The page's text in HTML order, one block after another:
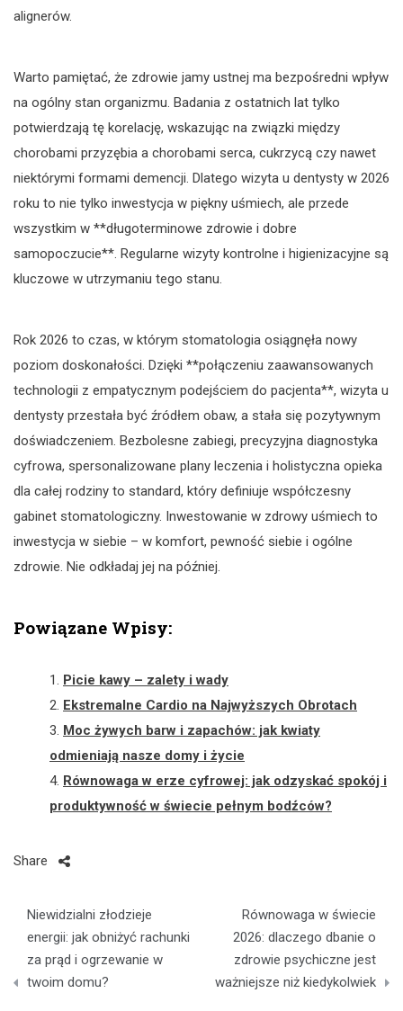
alignerów.
Warto pamiętać, że zdrowie jamy ustnej ma bezpośredni wpływ
na ogólny stan organizmu. Badania z ostatnich lat tylko
potwierdzają tę korelację, wskazując na związki między
chorobami przyzębia a chorobami serca, cukrzycą czy nawet
niektórymi formami demencji. Dlatego wizyta u dentysty w 2026
roku to nie tylko inwestycja w piękny uśmiech, ale przede
wszystkim w **długoterminowe zdrowie i dobre
samopoczucie**. Regularne wizyty kontrolne i higienizacyjne są
kluczowe w utrzymaniu tego stanu.
Rok 2026 to czas, w którym stomatologia osiągnęła nowy
poziom doskonałości. Dzięki **połączeniu zaawansowanych
technologii z empatycznym podejściem do pacjenta**, wizyta u
dentysty przestała być źródłem obaw, a stała się pozytywnym
doświadczeniem. Bezbolesne zabiegi, precyzyjna diagnostyka
cyfrowa, spersonalizowane plany leczenia i holistyczna opieka
dla całej rodziny to standard, który definiuje współczesny
gabinet stomatologiczny. Inwestowanie w zdrowy uśmiech to
inwestycja w siebie – w komfort, pewność siebie i ogólne
zdrowie. Nie odkładaj jej na później.
Powiązane Wpisy:
Picie kawy – zalety i wady
Ekstremalne Cardio na Najwyższych Obrotach
Moc żywych barw i zapachów: jak kwiaty
odmieniają nasze domy i życie
Równowaga w erze cyfrowej: jak odzyskać spokój i
produktywność w świecie pełnym bodźców?
Share
Nawigacja
wpisu
Niewidzialni złodzieje
energii: jak obniżyć rachunki
za prąd i ogrzewanie w
twoim domu?
Równowaga w świecie
2026: dlaczego dbanie o
zdrowie psychiczne jest
ważniejsze niż kiedykolwiek